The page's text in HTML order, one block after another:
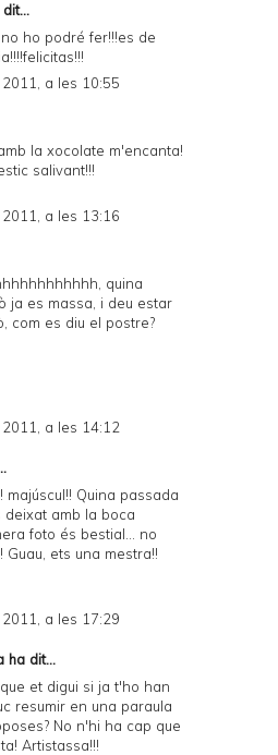
dit...
ho podré fer!!!es de
a les 10:55
la xocolate m'encanta!
salivant!!!
a les 13:16
quina
ja es massa, i deu estar
com es diu el postre?
a les 14:12
majúscul!! Quina passada
deixat amb la boca
foto és bestial... no
Guau, ets una mestra!!
a les 17:29
ha dit...
et digui si ja t'ho han
resumir en una paraula
No n'hi ha cap que
Artistassa!!!